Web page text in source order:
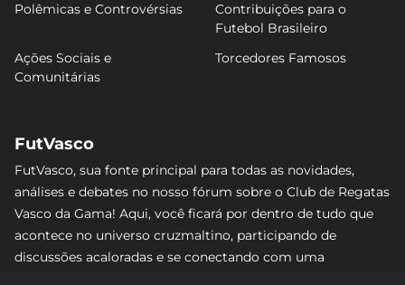
Polêmicas e Controvérsias
Contribuições para o
Futebol Brasileiro
Ações Sociais e
Comunitárias
Torcedores Famosos
FutVasco
FutVasco, sua fonte principal para todas as novidades,
análises e debates no nosso fórum sobre o Club de Regatas
Vasco da Gama! Aqui, você ficará por dentro de tudo que
acontece no universo cruzmaltino, participando de
discussões acaloradas e se conectando com uma